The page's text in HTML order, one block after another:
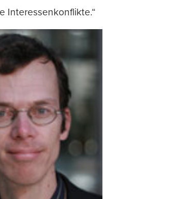
Interessenkonflikte.“